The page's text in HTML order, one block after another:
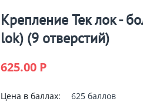
Крепление Тек лок -
lok) (9 отверстий)
625.00 Р
Цена в баллах:
625 баллов